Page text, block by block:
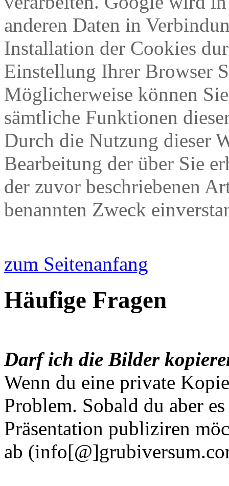
anderen Daten in
Installation der Cookies
Einstellung Ihrer Browser
Möglicherweise können
sämtliche Funktionen
Durch die Nutzung dieser
Bearbeitung der über Sie
der zuvor beschriebenen
benannten Zweck
zum Seitenanfang
Häufige Fragen
Darf ich die Bilder
Wenn du eine private
Problem. Sobald du aber
Präsentation publiziren
ab